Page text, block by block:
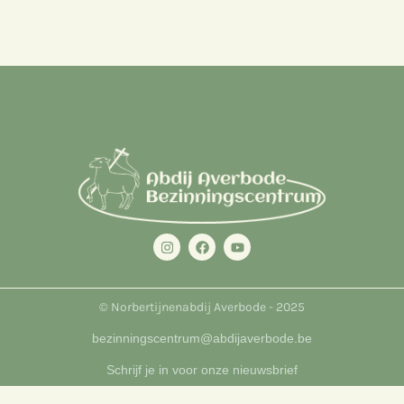
© Norbertijnenabdij Averbode - 2025
bezinningscentrum@abdijaverbode.be
Schrijf je in voor onze nieuwsbrief